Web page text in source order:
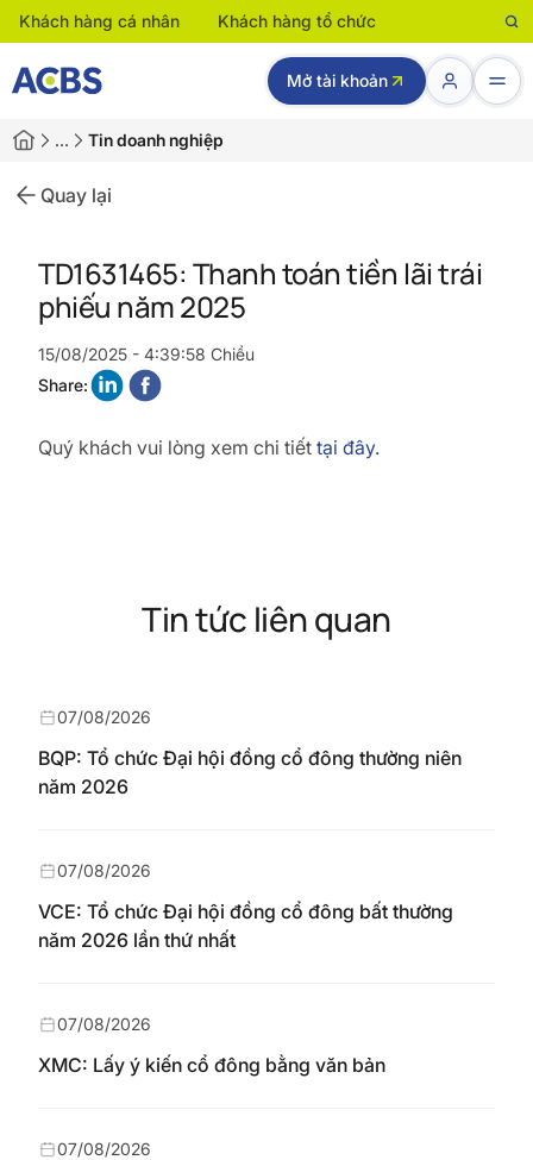
Khách hàng cá nhân Khách hàng tổ chức
Mở tài khoản
… Tin doanh nghiệp
Quay lại
TD1631465: Thanh toán tiền lãi trái
phiếu năm 2025
15/08/2025 - 4:39:58 Chiều
Share:
Quý khách vui lòng xem chi tiết tại đây.
Tin tức liên quan
BQP: Tổ chức Đại hội đồng cổ đông thường niên
năm 2026
07/08/2026
VCE: Tổ chức Đại hội đồng cổ đông bất thường
năm 2026 lần thứ nhất
07/08/2026
XMC: Lấy ý kiến cổ đông bằng văn bản
07/08/2026
07/08/2026